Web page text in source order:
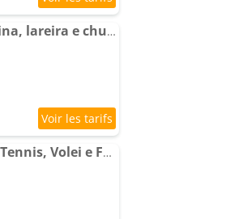
Lindo e aconchegante chalé com piscina, lareira e churrasqueira
Casa de campo, com quadra de plage Tennis, Volei e Fut Volei próxima a SP!!